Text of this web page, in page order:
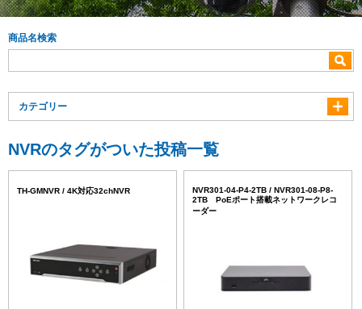
商品名検索
カテゴリー
NVRのタグがついた投稿一覧
TH-GMNVR / 4K対応32chNVR
NVR301-04-P4-2TB / NVR301-08-P8-
2TB PoEポート搭載ネットワークレコ
ーダー